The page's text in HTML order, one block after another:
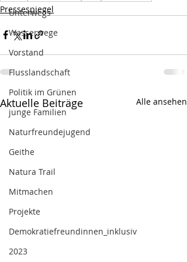
Unterwegs
Wasserwege
Vorstand
Flusslandschaft
Politik im Grünen
junge Familien
Naturfreundejugend
Geithe
Natura Trail
Mitmachen
Projekte
Demokratiefreundinnen_inklusiv
2023
Pressespiegel
Aktuelle Beiträge Alle ansehen